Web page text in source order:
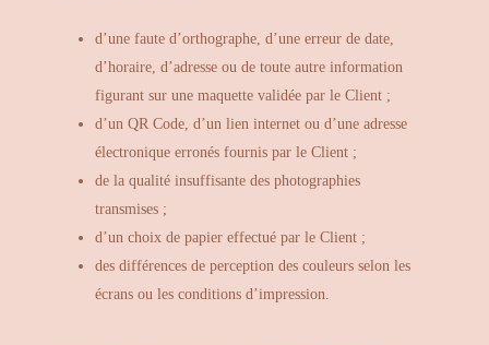
d’une faute d’orthographe, d’une erreur de date,
d’horaire, d’adresse ou de toute autre information
figurant sur une maquette validée par le Client ;
d’un QR Code, d’un lien internet ou d’une adresse
électronique erronés fournis par le Client ;
de la qualité insuffisante des photographies
transmises ;
d’un choix de papier effectué par le Client ;
des différences de perception des couleurs selon les
écrans ou les conditions d’impression.